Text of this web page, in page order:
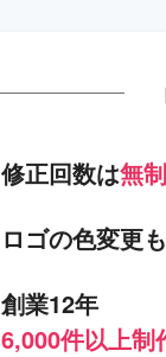
修正回数は無
ロゴの色変更も
創業12年
6,000件以上制